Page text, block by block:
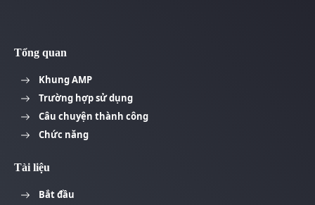
Tổng quan
Khung AMP
Trường hợp sử dụng
Câu chuyện thành công
Chức năng
Tài liệu
Bắt đầu